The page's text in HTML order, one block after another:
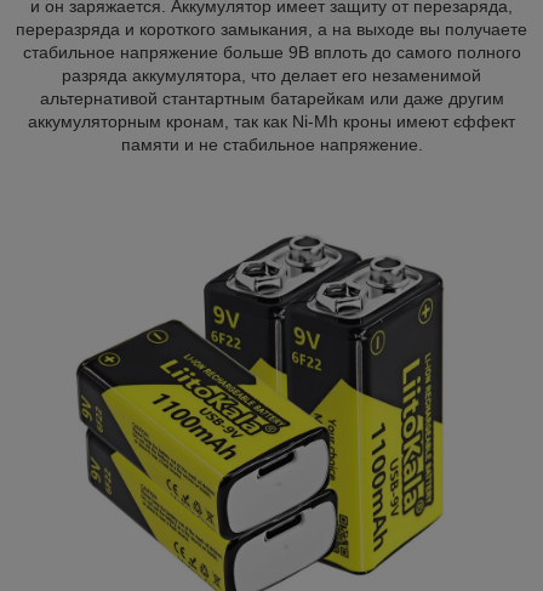
и он заряжается. Аккумулятор имеет защиту от перезаряда,
переразряда и короткого замыкания, а на выходе вы получаете
стабильное напряжение больше 9В вплоть до самого полного
разряда аккумулятора, что делает его незаменимой
альтернативой стантартным батарейкам или даже другим
аккумуляторным кронам, так как Ni-Mh кроны имеют єффект
памяти и не стабильное напряжение.